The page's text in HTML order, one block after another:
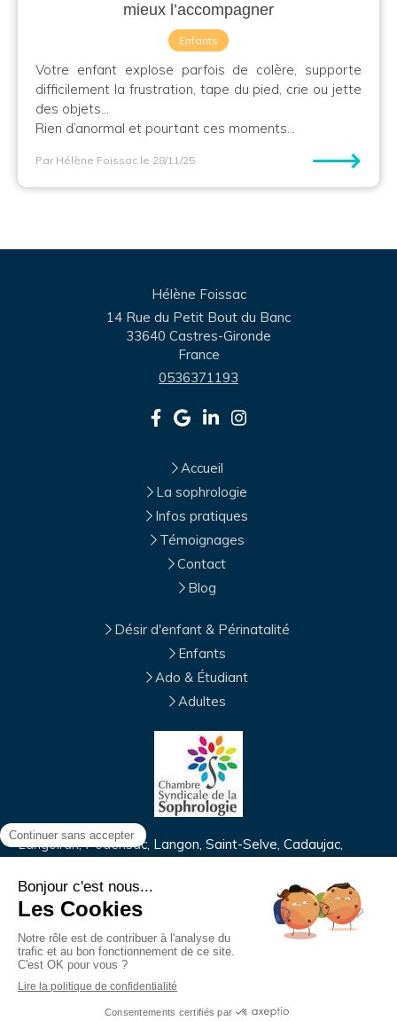
mieux l’accompagner
Enfants
Votre enfant explose parfois de colère, supporte
difficilement la frustration, tape du pied, crie ou jette
des objets…
Rien d’anormal et pourtant ces moments...
Par Hélène Foissac le 28/11/25 ⟶
Hélène Foissac
14 Rue du Petit Bout du Banc
33640 Castres-Gironde
France
0536371193
Accueil
La sophrologie
Infos pratiques
Témoignages
Contact
Blog
Désir d'enfant & Périnatalité
Enfants
Ado & Étudiant
Adultes
Langoiran, Podensac, Langon, Saint-Selve, Cadaujac,
Floirac, Canéjan, Pessac, Tresses, Talence, Bordeaux
Mentions légales
Création et référencement du site par Simplébo